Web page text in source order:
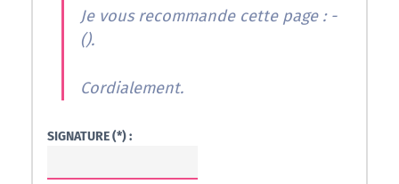
Je vous recommande cette page : -
().
Cordialement.
SIGNATURE (*) :